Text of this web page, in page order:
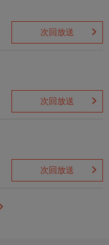
次回放送
次回放送
次回放送